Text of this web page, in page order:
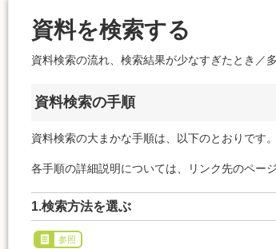
資料を検索する
資料検索の流れ、検索結果が少なすぎたとき／
資料検索の手順
資料検索の大まかな手順は、以下のとおりです。
各手順の詳細説明については、リンク先のペー
1.検索方法を選ぶ
参照